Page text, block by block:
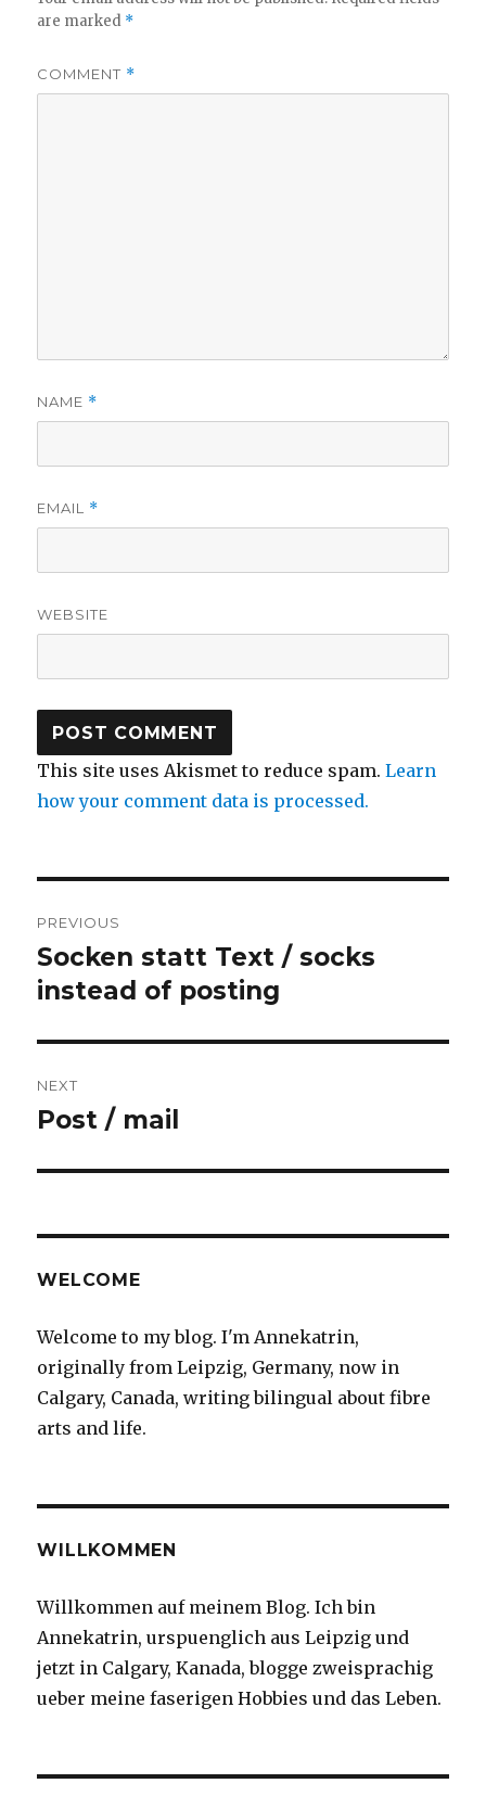
are marked *
COMMENT *
NAME *
EMAIL *
WEBSITE
This site uses Akismet to reduce spam.Learn
how your comment data is processed.
navigation
PREVIOUS
Previous
post:
Socken statt Text / socks
instead of posting
NEXT
Next
Post / mail
WELCOME
Welcome to my blog. I'm Annekatrin,
originally from Leipzig, Germany, now in
Calgary, Canada, writing bilingual about fibre
arts and life.
WILLKOMMEN
Willkommen auf meinem Blog. Ich bin
Annekatrin, urspuenglich aus Leipzig und
jetzt in Calgary, Kanada, blogge zweisprachig
ueber meine faserigen Hobbies und das Leben.